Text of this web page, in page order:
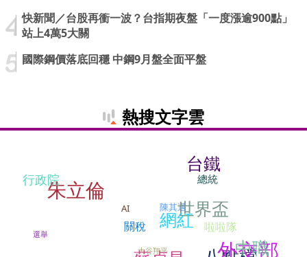
快新聞／台股再衝一波？台指期夜盤「一度漲逾900點」
站上4萬5大關
國際鋼價落底回穩 中鋼9月盤全面平盤
熱搜文字雲
朱立倫
關稅
選舉
陳其邁
行政院
外交部
總統
台鐵
世界盃
大谷翔平
網紅
中職
啦啦隊
AI